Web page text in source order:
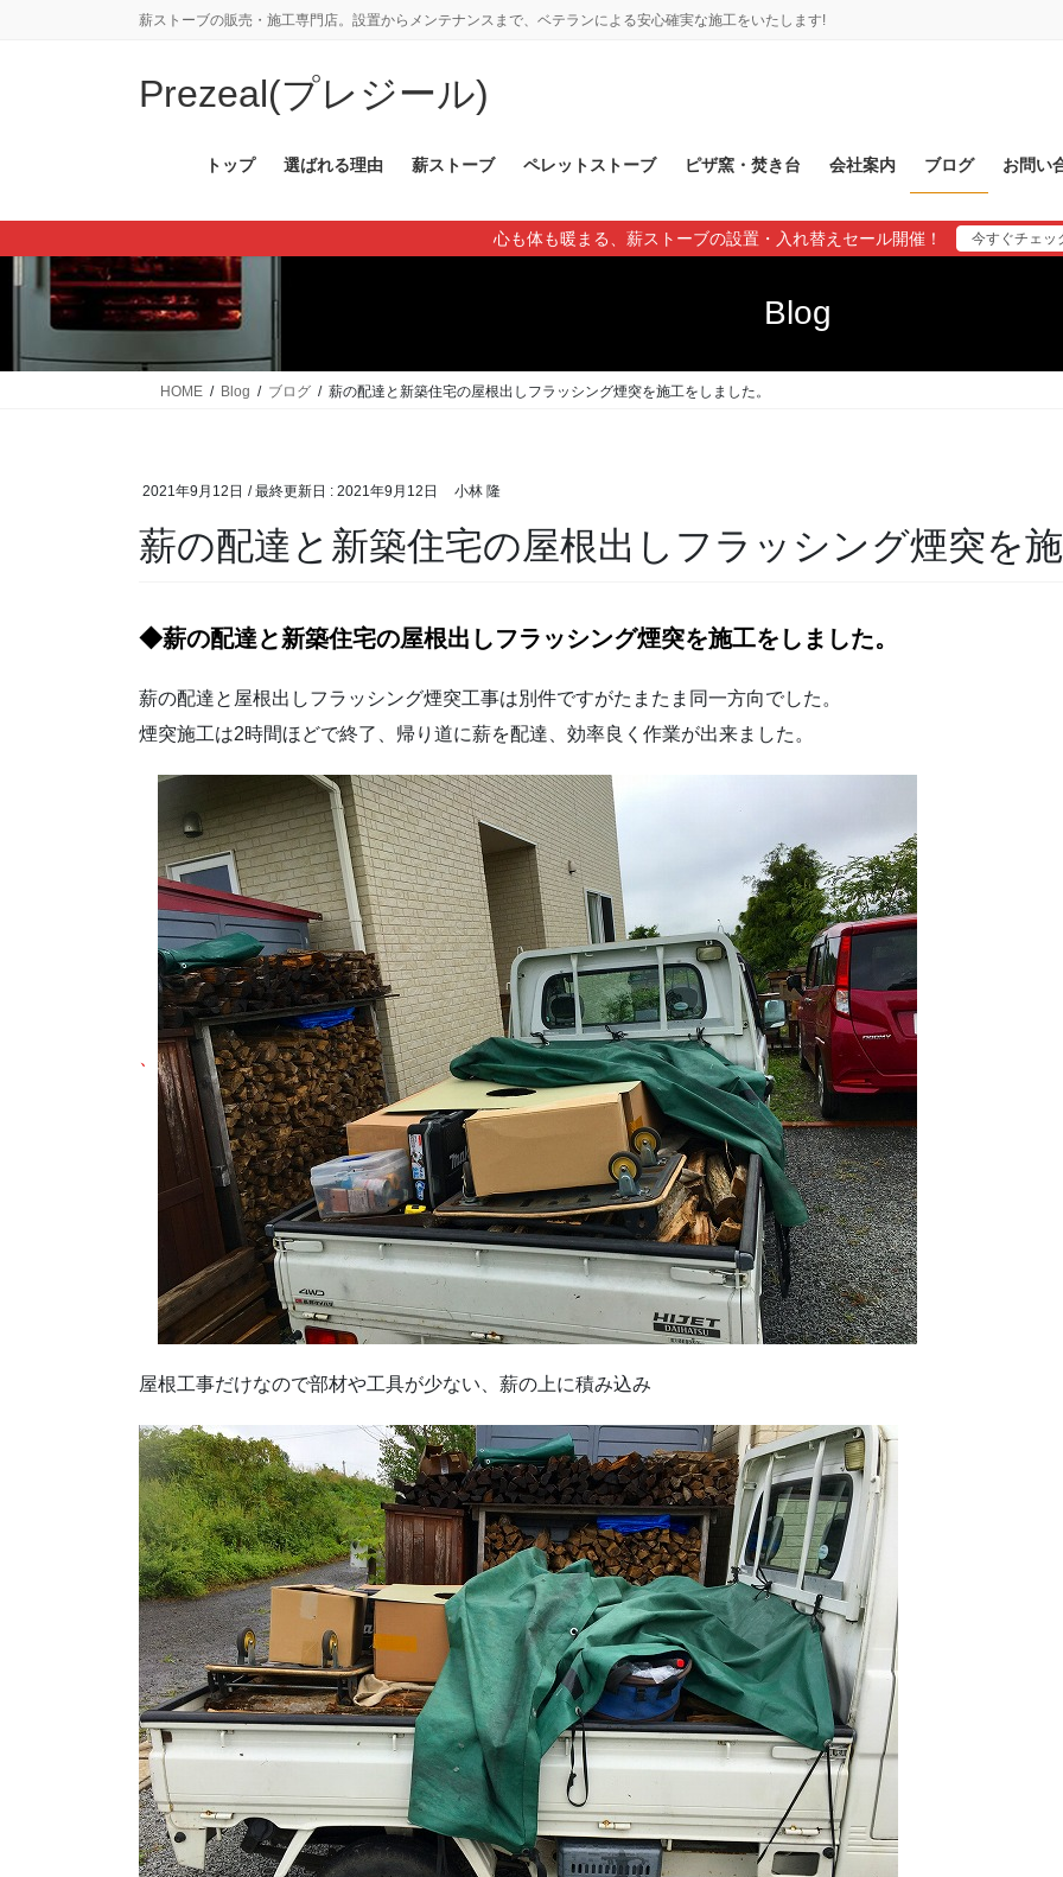
薪ストーブの販売・施工専門店。設置からメンテナンスまで、ベテランによる安心確実な施工をいたします!
Prezeal(プレジール)
トップ 選ばれる理由 薪ストーブ ペレットストーブ ピザ窯・焚き台 会社案内 ブログ お問い
心も体も暖まる、薪ストーブの設置・入れ替えセール開催！ 今すぐチェッ
Blog
HOME Blog ブログ 薪の配達と新築住宅の屋根出しフラッシング煙突を施工をしました。
2021年9月12日 / 最終更新日 : 2021年9月12日 小林 隆
薪の配達と新築住宅の屋根出しフラッシング煙突を施
◆薪の配達と新築住宅の屋根出しフラッシング煙突を施工をしました。
薪の配達と屋根出しフラッシング煙突工事は別件ですがたまたま同一方向でした。
煙突施工は2時間ほどで終了、帰り道に薪を配達、効率良く作業が出来ました。
屋根工事だけなので部材や工具が少ない、薪の上に積み込み